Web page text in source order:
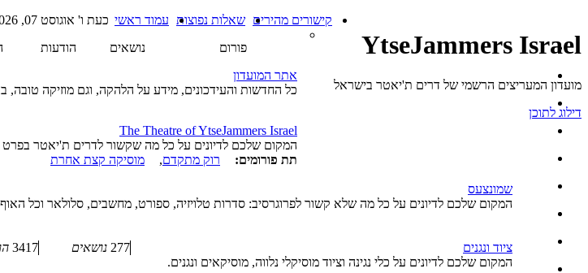
YtseJammers Israel
מועדון המעריצים הרשמי של דרים ת'יאטר בישראל
דילוג לתוכן
קישורים מהירים שאלות נפוצות עמוד ראשי כעת ו' אוגוסט 07, 2026 8:32 pm
פורום
נושאים הודעות
אתר המועדון
כל החדשות והעידכונים, מידע על הלהקה, וגם מוזיקה טובה,
The Theatre of YtseJammers Israel
המקום שלכם לדיונים על כל מה שקשור לדרים ת'יאטר בפרט
תת פורומים:
רוק מתקדם, מוסיקה קצת אחרת
שמונצעס
המקום שלכם לדיונים על כל מה שלא קשור לפרוגרסיב: סדרות טלויזיה, ספורט, מחשבים, סלולאר וכל
ציוד ונגנים
המקום שלכם לדיונים על כלי נגינה וציוד מוסיקלי נלווה, מוסיקאים ונגנים.
277 נושאים 3417